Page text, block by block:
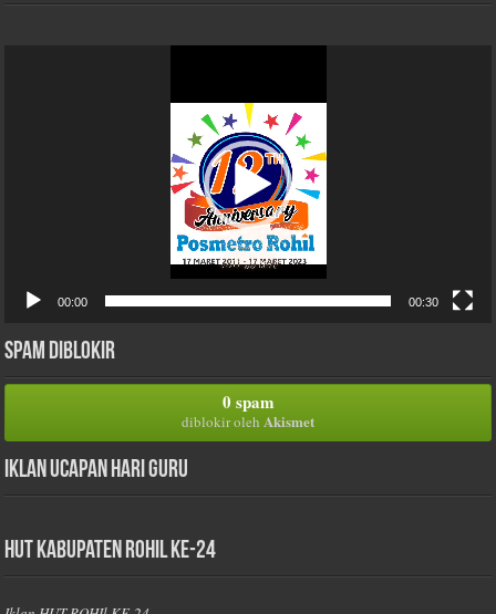
00:00 00:30
Spam Diblokir
0 spam
diblokir oleh Akismet
Iklan Ucapan Hari Guru
HUT Kabupaten Rohil Ke-24